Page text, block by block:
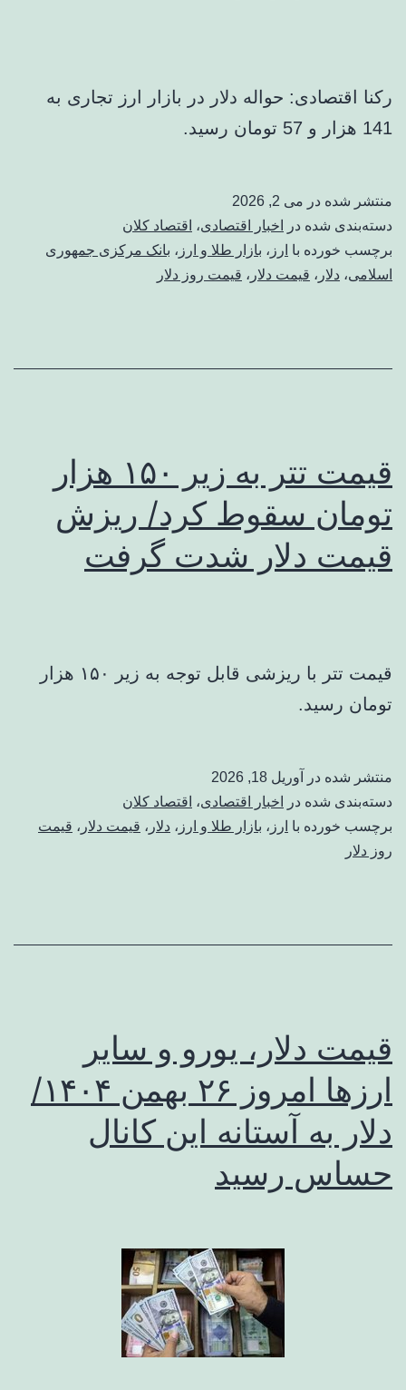
رکنا اقتصادی: حواله دلار در بازار ارز تجاری به
141 هزار و 57 تومان رسید.
منتشر شده در می 2, 2026
دسته‌بندی شده در
اخبار اقتصادی، اقتصاد کلان
برچسب خورده با ارز ، بازار طلا و ارز ، بانک مرکزی جمهوری
اسلامی، دلار ، قیمت دلار ، قیمت روز دلار
قیمت تتر به زیر ۱۵۰ هزار
تومان سقوط کرد/ ریزش
قیمت دلار شدت گرفت
قیمت تتر با ریزشی قابل توجه به زیر ۱۵۰ هزار
تومان رسید.
منتشر شده در
آوریل 18, 2026
دسته‌بندی شده در
اخبار اقتصادی، اقتصاد کلان
برچسب خورده با ارز ، بازار طلا و ارز ، دلار ، قیمت دلار ، قیمت
روز دلار
قیمت دلار، یورو و سایر
ارزها امروز ۲۶ بهمن ۱۴۰۴/
دلار به آستانه این کانال
حساس رسید